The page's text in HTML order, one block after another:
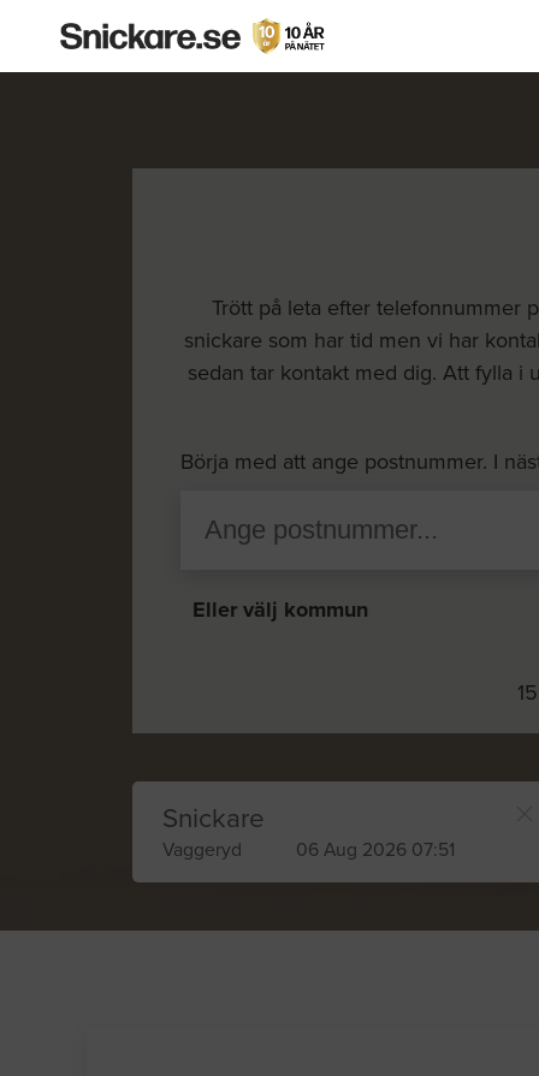
Trött på leta efter telefonnummer
snickare som har tid men vi har
sedan tar kontakt med dig. Att fylla i
Börja med att ange postnummer. I
Eller välj kommun
Snickare
Vaggeryd 06 Aug 2026 07:51